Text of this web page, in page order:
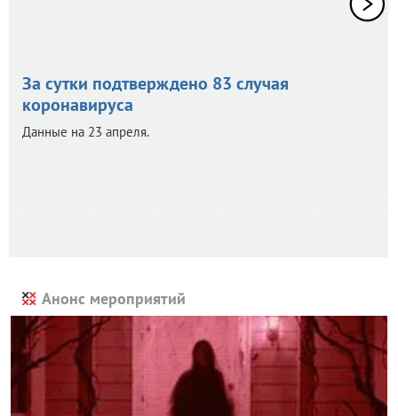
За сутки подтверждено 83 случая
коронавируса
Данные на 23 апреля.
Анонс мероприятий